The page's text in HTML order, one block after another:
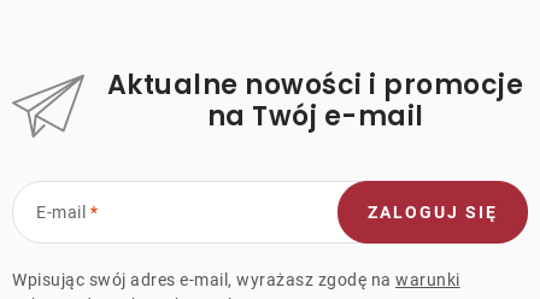
Aktualne nowości i promocje
na Twój e-mail
E-mail
Wpisując swój adres e-mail, wyrażasz zgodę na warunki
ZALOGUJ SIĘ